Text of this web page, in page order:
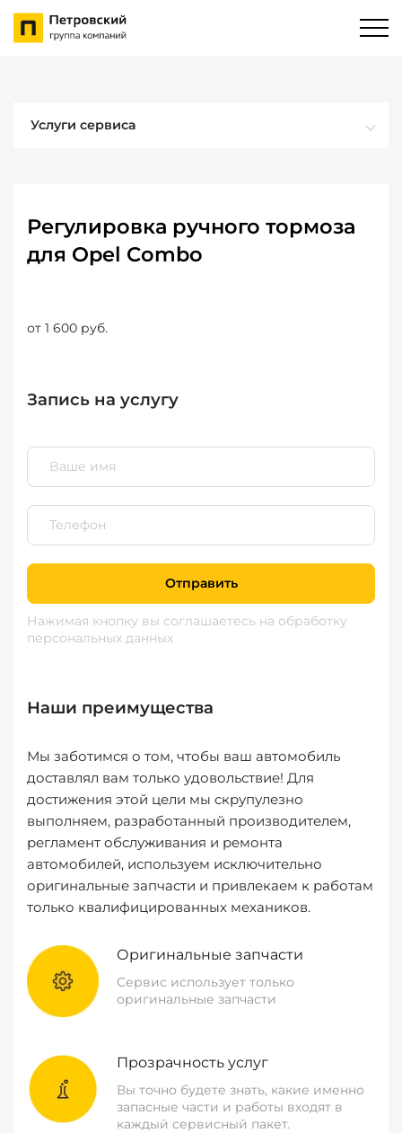
Услуги сервиса
Регулировка ручного тормоза
для Opel Combo
от 1 600 руб.
Запись на услугу
Отправить
Нажимая кнопку вы соглашаетесь на обработку
персональных данных
Наши преимущества
Мы заботимся о том, чтобы ваш автомобиль
доставлял вам только удовольствие! Для
достижения этой цели мы скрупулезно
выполняем, разработанный производителем,
регламент обслуживания и ремонта
автомобилей, используем исключительно
оригинальные запчасти и привлекаем к работам
только квалифицированных механиков.
Оригинальные запчасти
Сервис использует только
оригинальные запчасти
Прозрачность услуг
Вы точно будете знать, какие именно
запасные части и работы входят в
каждый сервисный пакет.